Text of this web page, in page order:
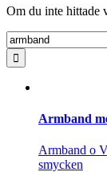
Om du inte hittade
Sök
efter:
Armband
Armband o
smycken